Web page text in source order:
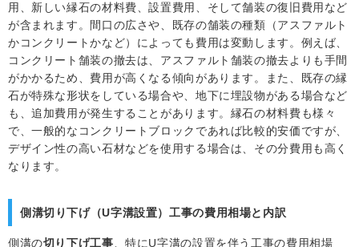
用、新しい縁石の材料費、設置費用、そして舗装の復旧費用など
が含まれます。間口の広さや、既存の舗装の種類（アスファルト
かコンクリートかなど）によっても費用は変動します。例えば、
コンクリート舗装の撤去は、アスファルト舗装の撤去よりも手間
がかかるため、費用が高くなる傾向があります。また、既存の縁
石が特殊な形状をしている場合や、地下に埋設物がある場合など
も、追加費用が発生することがあります。縁石の材料費も様々
で、一般的なコンクリートブロックであれば比較的安価ですが、
デザイン性の高い石材などを使用する場合は、その分費用も高く
なります。
側溝切り下げ（U字溝設置）工事の費用相場と内訳
側溝の切り下げ工事 、特にU字溝の設置を伴う工事の費用相場